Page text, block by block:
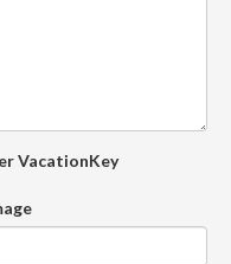
VacationKey